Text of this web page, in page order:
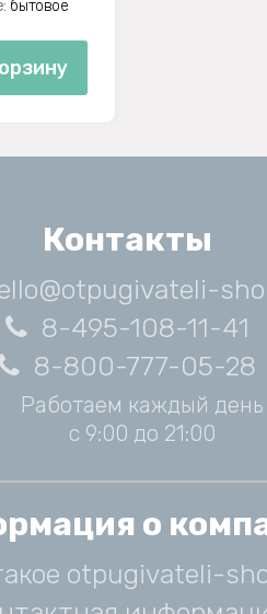
бытовое
Контакты
8-495-108-11-41
8-800-777-05-28
Работаем каждый день
с 9:00 до 21:00
о
otpugivateli-